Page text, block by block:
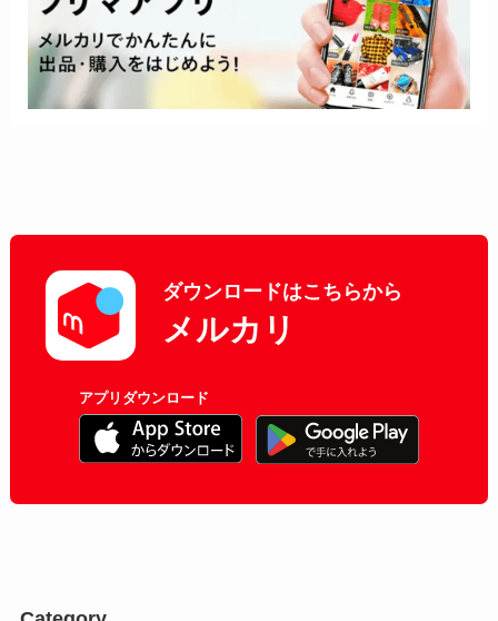
ダウンロードはこちらから
メルカリ
アプリダウンロード